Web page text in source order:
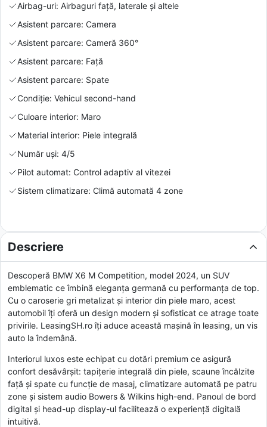
Airbag-uri: Airbaguri față, laterale și altele
Asistent parcare: Camera
Asistent parcare: Cameră 360°
Asistent parcare: Față
Asistent parcare: Spate
Condiție: Vehicul second-hand
Culoare interior: Maro
Material interior: Piele integrală
Număr uși: 4/5
Pilot automat: Control adaptiv al vitezei
Sistem climatizare: Climă automată 4 zone
Descriere
Descoperă BMW X6 M Competition, model 2024, un SUV
emblematic ce îmbină eleganța germană cu performanța de top.
Cu o caroserie gri metalizat și interior din piele maro, acest
automobil îți oferă un design modern și sofisticat ce atrage toate
privirile. LeasingSH.ro îți aduce această mașină în leasing, un vis
auto la îndemână.
Interiorul luxos este echipat cu dotări premium ce asigură
confort desăvârșit: tapițerie integrală din piele, scaune încălzite
față și spate cu funcție de masaj, climatizare automată pe patru
zone și sistem audio Bowers & Wilkins high-end. Panoul de bord
digital și head-up display-ul facilitează o experiență digitală
intuitivă.